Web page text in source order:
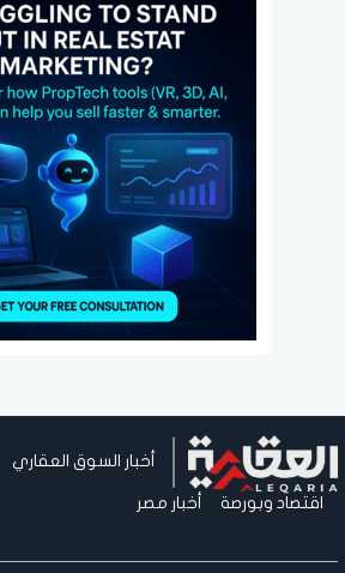
أخبار السوق العقاري
اقتصاد وبورصة أخبار مصر